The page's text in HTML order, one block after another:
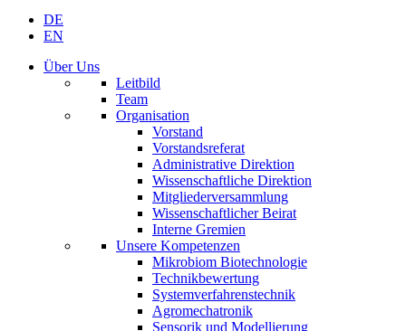
DE
EN
Über Uns
Leitbild
Team
Organisation
Vorstand
Vorstandsreferat
Administrative Direktion
Wissenschaftliche Direktion
Mitgliederversammlung
Wissenschaftlicher Beirat
Interne Gremien
Unsere Kompetenzen
Mikrobiom Biotechnologie
Technikbewertung
Systemverfahrenstechnik
Agromechatronik
Sensorik und Modellierung